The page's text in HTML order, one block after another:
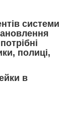
системи
полиці,
в